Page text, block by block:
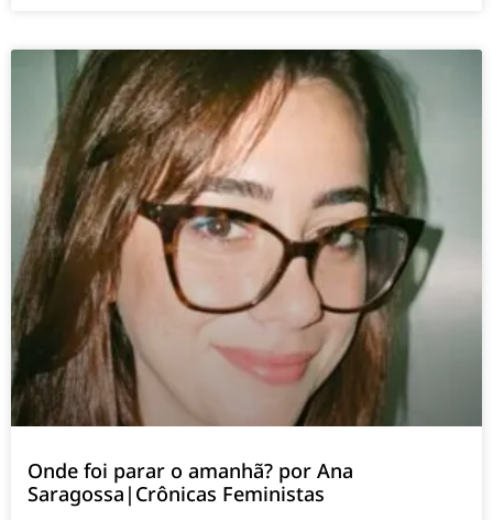
Onde foi parar o amanhã? por Ana
Saragossa|Crônicas Feministas